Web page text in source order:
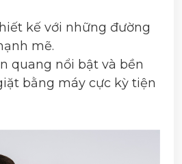
kế với những đường
mẽ.
quang nổi bật và bền
bằng máy cực kỳ tiện